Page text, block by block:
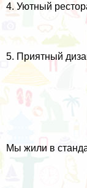
4. Уютный
5. Приятный
Мы жили в